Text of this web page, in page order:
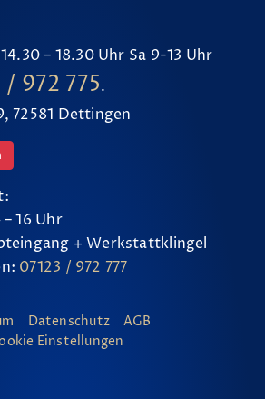
– 18.30 Uhr Sa 9-13 Uhr
/ 972 775.
72581 Dettingen
16 Uhr
+ Werkstattklingel
07123 / 972 777
Datenschutz
AGB
Einstellungen